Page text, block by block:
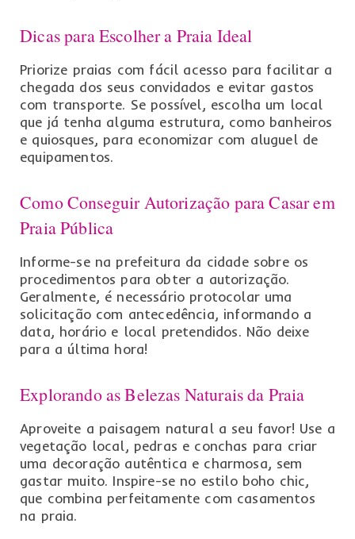
Dicas para Escolher a Praia Ideal
Priorize praias com fácil acesso para facilitar a
chegada dos seus convidados e evitar gastos
com transporte. Se possível, escolha um local
que já tenha alguma estrutura, como banheiros
e quiosques, para economizar com aluguel de
equipamentos.
Como Conseguir Autorização para Casar em
Praia Pública
Informe-se na prefeitura da cidade sobre os
procedimentos para obter a autorização.
Geralmente, é necessário protocolar uma
solicitação com antecedência, informando a
data, horário e local pretendidos. Não deixe
para a última hora!
Explorando as Belezas Naturais da Praia
Aproveite a paisagem natural a seu favor! Use a
vegetação local, pedras e conchas para criar
uma decoração autêntica e charmosa, sem
gastar muito. Inspire-se no estilo boho chic,
que combina perfeitamente com casamentos
na praia.